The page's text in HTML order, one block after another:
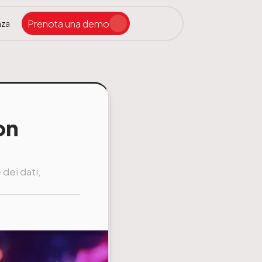
Prenota una demo
dati,